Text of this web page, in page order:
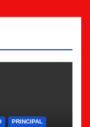
PRINCIPAL